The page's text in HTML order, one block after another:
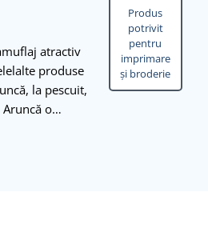
Produs
potrivit
pentru
imprimare
și broderie
atractiv
produse
la pescuit,
Aruncă o…